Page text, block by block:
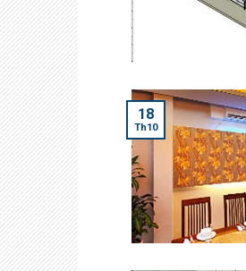
18
Th10